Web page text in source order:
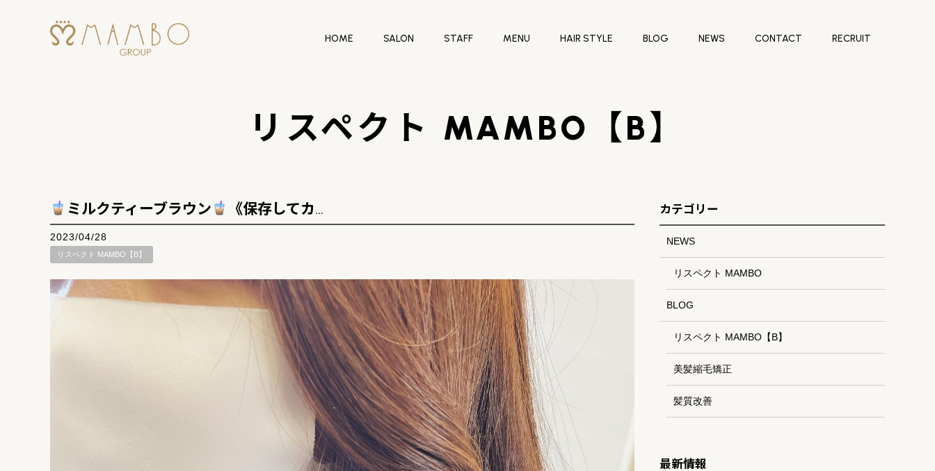
HOME SALON STAFF MENU HAIR STYLE BLOG NEWS CONTACT RECRUIT
リスペクト MAMBO【B】
ミルクティーブラウン 《保存してカ…
2023/04/28
リスペクト MAMBO【B】
カテゴリー
NEWS
リスペクト MAMBO
BLOG
リスペクト MAMBO【B】
美髪縮毛矯正
髪質改善
最新情報